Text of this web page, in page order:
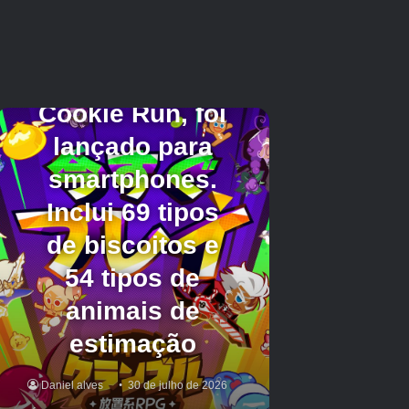
Sengoku, e o “Mundo Chobaku”, que é
semelhante ao final do período Edo. Miko
enfrentará a crise no espaço e no tempo com a
ajuda de Yaha de cada mundo. O destaque é
que você poderá desfrutar dos encontros
atemporais e dos vínculos que se formam a
partir deles.